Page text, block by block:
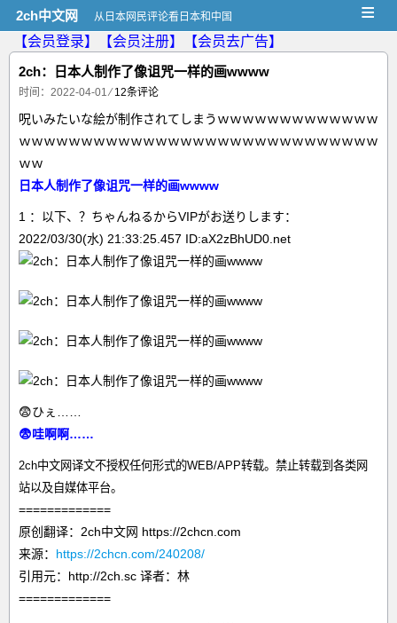
2ch中文网 从日本网民评论看日本和中国 ≡
【会员登录】 【会员注册】
【会员去广告】
2ch：日本人制作了像诅咒一样的画wwww
时间：2022-04-01 ⁄12条评论
呪いみたいな絵が制作されてしまうｗｗｗｗｗｗｗｗｗｗｗｗｗ
ｗｗｗｗｗｗｗｗｗｗｗｗｗｗｗｗｗｗｗｗｗｗｗｗｗｗｗｗｗ
ｗｗ
日本人制作了像诅咒一样的画wwww
1 ：以下、？ちゃんねるからVIPがお送りします：
2022/03/30(水) 21:33:25.457 ID:aX2zBhUD0.net
😨ひぇ……
😨哇啊啊……
2ch中文网译文不授权任何形式的WEB/APP转载。禁止转载到各类网
站以及自媒体平台。
=============
原创翻译：2ch中文网 https://2chcn.com
来源： https://2chcn.com/240208/
引用元：http://2ch.sc 译者：林
=============